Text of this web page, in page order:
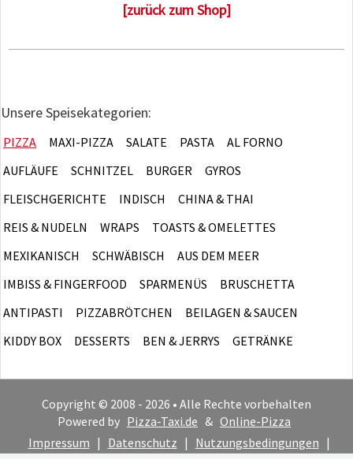
[zurück zum Shop]
Unsere Speisekategorien:
PIZZA MAXI-PIZZA SALATE PASTA
AL FORNO
AUFLÄUFE
SCHNITZEL BURGER
GYROS
FLEISCHGERICHTE
INDISCH
CHINA & THAI
REIS & NUDELN
WRAPS
TOASTS & OMELETTES
MEXIKANISCH
SCHWÄBISCH
AUS DEM MEER
IMBISS & FINGERFOOD
SPARMENÜS
BRUSCHETTA
ANTIPASTI
PIZZABRÖTCHEN
BEILAGEN & SAUCEN
KIDDY BOX
DESSERTS BEN & JERRYS GETRÄNKE
Copyright © 2008 - 2026 • Alle Rechte vorbehalten
Powered by Pizza-Taxi.de & Online-Pizza
Impressum | Datenschutz | Nutzungsbedingungen |